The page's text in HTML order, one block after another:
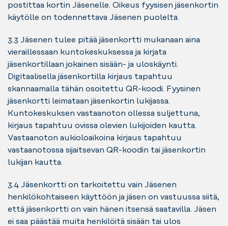
postittaa kortin Jäsenelle. Oikeus fyysisen jäsenkortin
käytölle on todennettava Jäsenen puolelta.
3.3 Jäsenen tulee pitää jäsenkortti mukanaan aina
vieraillessaan kuntokeskuksessa ja kirjata
jäsenkortillaan jokainen sisään- ja uloskäynti.
Digitaalisella jäsenkortilla kirjaus tapahtuu
skannaamalla tähän osoitettu QR-koodi. Fyysinen
jäsenkortti leimataan jäsenkortin lukijassa.
Kuntokeskuksen vastaanoton ollessa suljettuna,
kirjaus tapahtuu ovissa olevien lukijoiden kautta.
Vastaanoton aukioloaikoina kirjaus tapahtuu
vastaanotossa sijaitsevan QR-koodin tai jäsenkortin
lukijan kautta.
3.4 Jäsenkortti on tarkoitettu vain Jäsenen
henkilökohtaiseen käyttöön ja jäsen on vastuussa siitä,
että jäsenkortti on vain hänen itsensä saatavilla. Jäsen
ei saa päästää muita henkilöitä sisään tai ulos